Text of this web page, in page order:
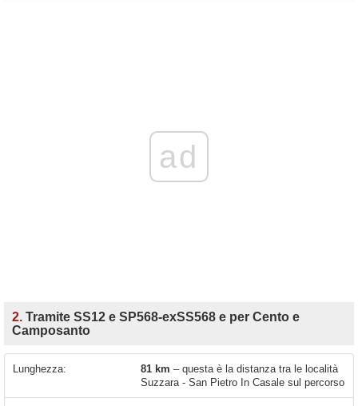
ad
2. Tramite SS12 e SP568-exSS568 e per Cento e
Camposanto
Lunghezza: 81 km – questa è la distanza tra le località
Suzzara - San Pietro In Casale sul percorso